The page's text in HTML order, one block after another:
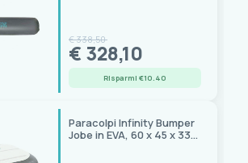
€ 338,50
€ 328,10
Risparmi €10.40
Paracolpi Infinity Bumper
Jobe in EVA, 60 x 45 x 33